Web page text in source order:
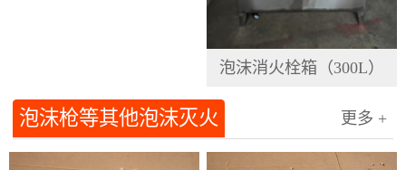
泡沫消火栓箱（300L）
泡沫枪等其他泡沫灭火 更多 +